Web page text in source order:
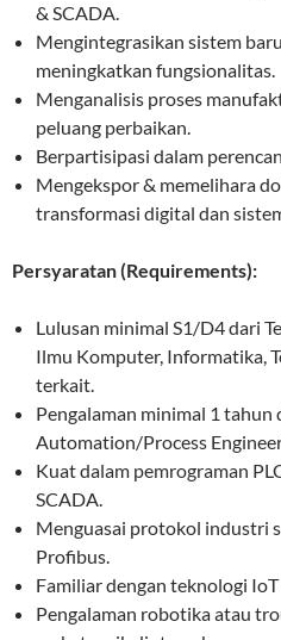
& SCADA.
Mengintegrasikan sistem
meningkatkan fungsionalitas.
Menganalisis proses
peluang perbaikan.
Berpartisipasi dalam
Mengekspor & memelihara
transformasi digital dan
Persyaratan (Requirements):
Lulusan minimal S1/D4 dari
Ilmu Komputer, Informatika,
terkait.
Pengalaman minimal 1 tahun
Automation/Process
Kuat dalam pemrograman
SCADA.
Menguasai protokol industri
Profibus.
Familiar dengan teknologi
Pengalaman robotika atau